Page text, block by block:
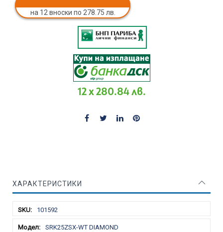
на 12 вноски по 278.75 лв.
12 x 280.84 лв.
ХАРАКТЕРИСТИКИ
101592
SRK25ZSX-WT DIAMOND